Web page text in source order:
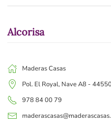
Alcorisa
Maderas Casas
Pol. El Royal, Nave A8 -
978 84 00 79